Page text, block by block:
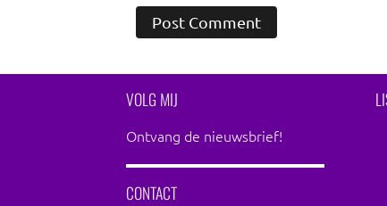
VOLG MIJ
Ontvang de nieuwsbrief!
CONTACT